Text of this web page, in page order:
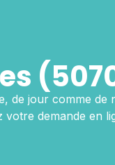
de jour comme de
demande en